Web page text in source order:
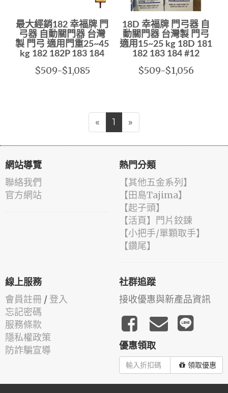
最大經銷182 幸福牌 門
弓器 自動關門器 台灣
製 門弓 適用門重25~45
kg 182 182P 183 184
$509-$1,085
18D 幸福牌 門弓器 自
動關門器 台灣製 門弓
適用15~25 kg 18D 181
182 183 184 #12
$509-$1,056
« 1 »
網站導覽
聯絡我們
官方網站
熱門分類
【其他五金系列】
【田島Tajima】
【起子頭】
【活頁】門片鉸鍊
【小把手/單顆取手】
【鑽尾】
線上服務
會員註冊 / 登入
忘記密碼
服務條款
隱私權政策
防詐騙宣導
社群追蹤
接收優惠與新產品資訊
優惠領取
領取優惠